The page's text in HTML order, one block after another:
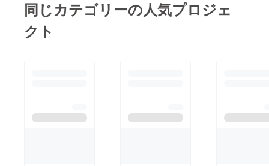
同じカテゴリーの人気プロジェ
クト